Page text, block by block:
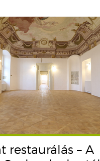
restaurálás – A